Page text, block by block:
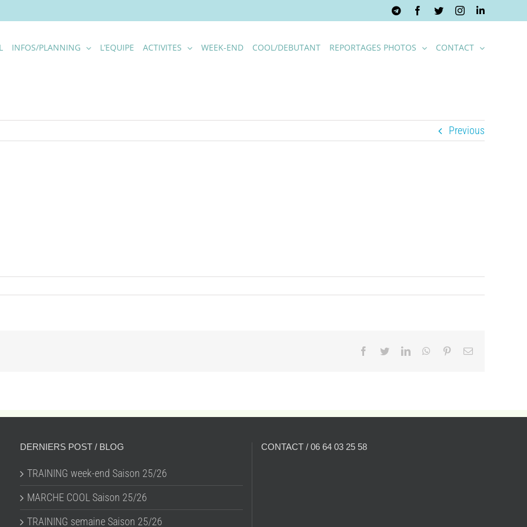
TelegramFacebook
TwitterInstagramLinkedIn
INFOS/PLANNING L’EQUIPE ACTIVITES WEEK-END COOL/DEBUTANT REPORTAGES PHOTOS CONTACT
Previous
Facebook
TwitterLinkedInWhatsApp
PinterestEmail
DERNIERS POST / BLOG
TRAINING week-end Saison 25/26
MARCHE COOL Saison 25/26
TRAINING semaine Saison 25/26
CONTACT / 06 64 03 25 58